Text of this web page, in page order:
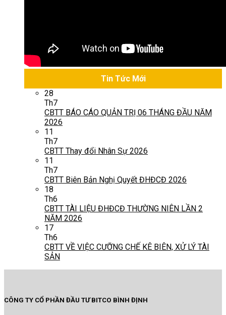
Tin Tức Mới
28
Th7
CBTT BÁO CÁO QUẢN TRỊ 06 THÁNG ĐẦU NĂM
2026
11
Th7
CBTT Thay đổi Nhân Sự 2026
11
Th7
CBTT Biên Bản Nghị Quyết ĐHĐCĐ 2026
18
Th6
CBTT TÀI LIỆU ĐHĐCĐ THƯỜNG NIÊN LẦN 2
NĂM 2026
17
Th6
CBTT VỀ VIỆC CƯỠNG CHẾ KÊ BIÊN, XỬ LÝ TÀI
SẢN
CÔNG TY CỔ PHẦN ĐẦU TƯ BITCO BÌNH ĐỊNH